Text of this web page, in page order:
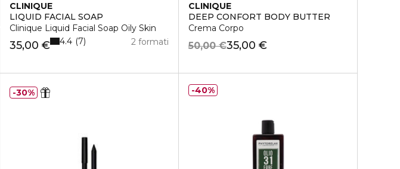
CLINIQUE
LIQUID FACIAL SOAP
Clinique Liquid Facial Soap Oily Skin
35,00 € 2 formati
4.4 7
CLINIQUE
DEEP CONFORT BODY BUTTER
Crema Corpo
35,00 €
50,00 €
30% 40%